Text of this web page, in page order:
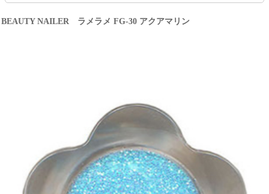
BEAUTY NAILER ラメラメ FG-30 アクアマリン